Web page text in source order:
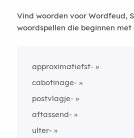
Vind woorden voor Wordfeud,
woordspellen die beginnen
approximatiefst-
cabotinage-
postvlagje-
aftassend-
ulter-